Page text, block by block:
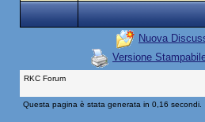
Nuova
Versione
RKC Forum
Questa pagina è stata generata in 0,16 secondi.